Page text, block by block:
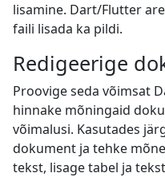
lisamine. Dart/Flutter
faili lisada ka pildi.
Redigeerige
Proovige seda võimsat
hinnake mõningaid
võimalusi. Kasutades
dokument ja tehke
tekst, lisage tabel ja